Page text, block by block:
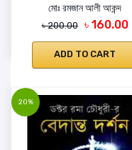
মোঃ রমজান আলী আকন্দ
৳ 200.00 ৳ 160.00
ADD TO CART
20%